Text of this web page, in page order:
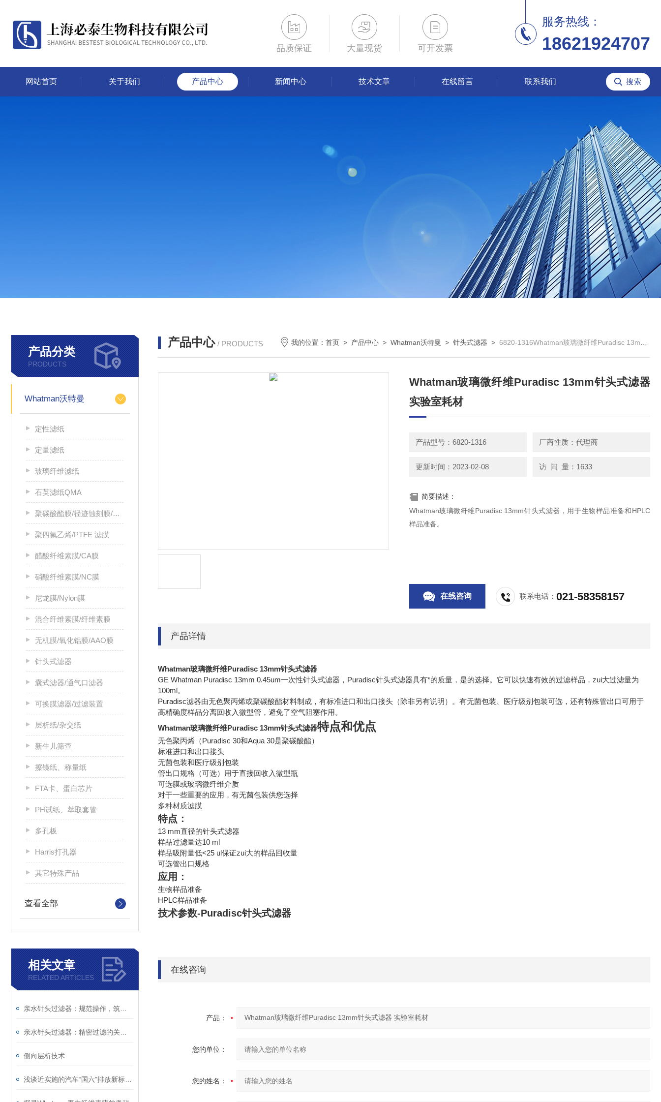
品质保证 大量现货 可开发票
服务热线：
18621924707
网站首页 关于我们 产品中心 新闻中心 技术文章 在线留言 联系我们
产品分类
PRODUCTS
Whatman沃特曼
定性滤纸
定量滤纸
玻璃纤维滤纸
石英滤纸QMA
聚碳酸酯膜/径迹蚀刻膜/PC膜
聚四氟乙烯/PTFE 滤膜
醋酸纤维素膜/CA膜
硝酸纤维素膜/NC膜
尼龙膜/Nylon膜
混合纤维素膜/纤维素膜
无机膜/氧化铝膜/AAO膜
针头式滤器
囊式滤器/通气口滤器
可换膜滤器/过滤装置
层析纸/杂交纸
新生儿筛查
擦镜纸、称量纸
FTA卡、蛋白芯片
PH试纸、萃取套管
多孔板
Harris打孔器
其它特殊产品
查看全部
相关文章
RELATED ARTICLES
侧向层析技术
产品中心 / PRODUCTS 我的位置：首页 > 产品中心 >Whatman沃特曼 >针头式滤器 >6820-1316Whatman玻璃微纤维Puradisc 13mm针头式滤器 实验室耗材
Whatman玻璃微纤维Puradisc 13mm针头式滤器
实验室耗材
产品型号：6820-1316 厂商性质：代理商
更新时间：2023-02-08 访 问 量：1633
简要描述：
Whatman玻璃微纤维Puradisc 13mm针头式滤器，用于生物样品准备和HPLC
样品准备。
在线咨询 联系电话：021-58358157
产品详情
Whatman玻璃微纤维Puradisc 13mm针头式滤器
GE Whatman Puradisc 13mm 0.45um一次性针头式滤器，Puradisc针头式滤器具有*的质量，是的选择。它可以快速有效的过滤样品，zui大过滤量为
100ml。
Puradisc滤器由无色聚丙烯或聚碳酸酯材料制成，有标准进口和出口接头（除非另有说明）。有无菌包装、医疗级别包装可选，还有特殊管出口可用于
高精确度样品分离回收入微型管，避免了空气阻塞作用。
Whatman玻璃微纤维Puradisc 13mm针头式滤器特点和优点
无色聚丙烯（Puradisc 30和Aqua 30是聚碳酸酯）
标准进口和出口接头
无菌包装和医疗级别包装
管出口规格（可选）用于直接回收入微型瓶
可选膜或玻璃微纤维介质
对于一些重要的应用，有无菌包装供您选择
多种材质滤膜
特点：
13 mm直径的针头式滤器
样品过滤量达10 ml
样品吸附量低<25 ul保证zui大的样品回收量
可选管出口规格
应用：
生物样品准备
HPLC样品准备
技术参数-Puradisc针头式滤器
在线咨询
产品：
您的单位：
您的姓名：